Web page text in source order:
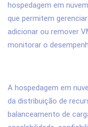
hospedagem em
que permitem
adicionar ou remover
monitorar o
A hospedagem em
da distribuição de
balanceamento de